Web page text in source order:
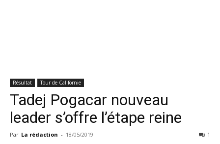
Résultat Tour de Californie
Tadej Pogacar nouveau
leader s’offre l’étape reine
Par La rédaction - 18/05/2019 1